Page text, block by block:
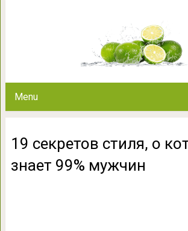
Menu
19 секретов стиля, о
знает 99% мужчин